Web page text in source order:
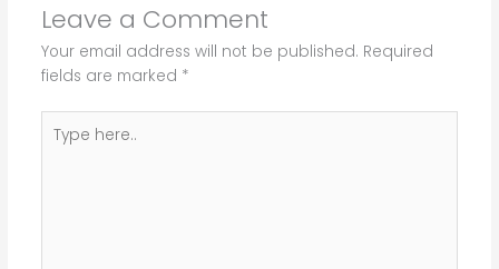
Leave a Comment
Your email address will not be published. Required
fields are marked *
here..